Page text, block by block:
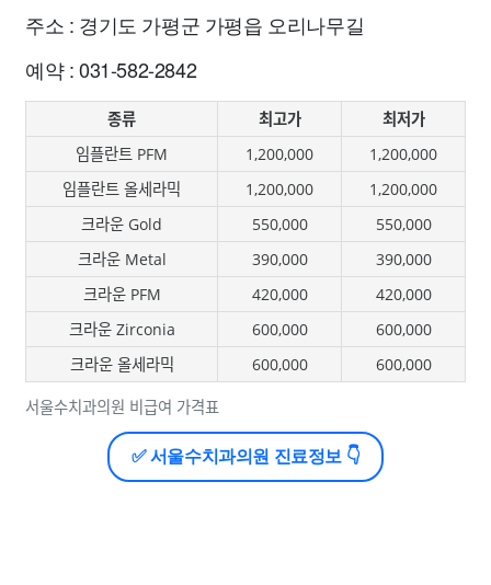
주소 : 경기도 가평군 가평읍 오리나무길
예약 : 031-582-2842
서울수치과의원 비급여 가격표
종류 최고가
최저가
임플란트 PFM
1,200,000
1,200,000
임플란트 올세라믹
1,200,000
1,200,000
크라운 Gold
550,000
550,000
크라운 Metal
390,000
390,000
크라운 PFM
420,000
420,000
크라운 Zirconia
600,000
600,000
크라운 올세라믹
600,000 600,000
✅ 서울수치과의원 진료정보 👇